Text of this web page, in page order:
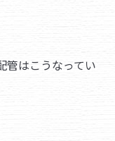
管はこうなってい